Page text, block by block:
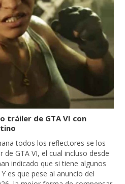
tráiler de GTA VI con
todos los reflectores se los
GTA VI, el cual incluso desde
indicado que si tiene algunos
es que pese al anuncio del